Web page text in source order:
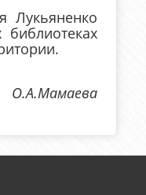
О.А.Мамаева